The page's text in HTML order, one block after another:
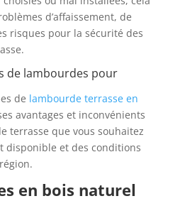
d’affaissement, de
risques pour la sécurité des
de lambourdes pour
de lambourde terrasse en
avantages et inconvénients
terrasse que vous souhaitez
disponible et des conditions
en bois naturel